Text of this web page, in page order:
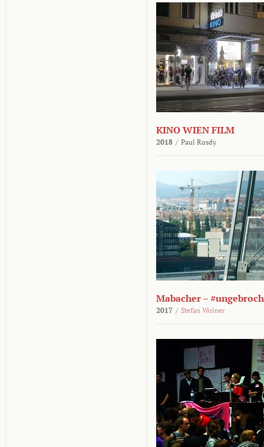
KINO WIEN FILM
2018 / Paul Rosdy
Mabacher –
2017 / Stefan Wolner